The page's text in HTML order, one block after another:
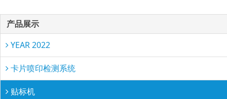
产品展示
YEAR 2022
卡片喷印检测系统
贴标机